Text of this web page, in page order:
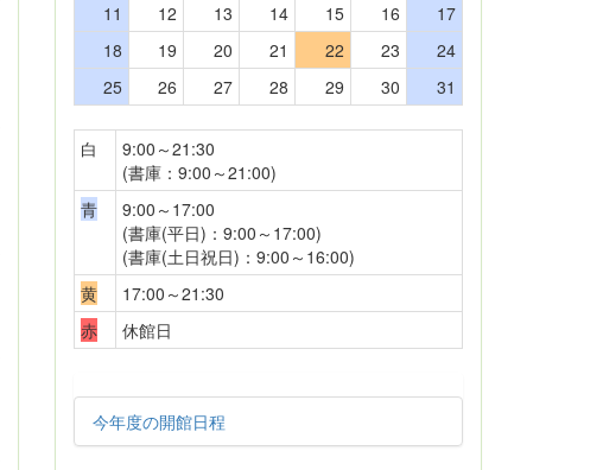
11
12 13 14 15 16
17
18
19 20 21 22 23
24
25
26 27 28 29 30 31
白
9:00～21:30
(書庫：9:00～21:00)
青
9:00～17:00
(書庫(平日)：9:00～17:00)
(書庫(土日祝日)：9:00～16:00)
黄
17:00～21:30
赤
休館日
今年度の開館日程